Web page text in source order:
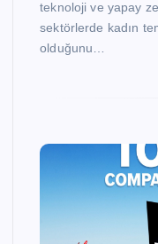
teknoloji ve yapay
sektörlerde kadın
olduğunu…